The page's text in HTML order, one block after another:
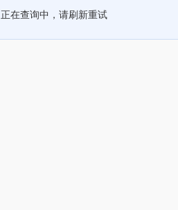
正在查询中，请刷新重试